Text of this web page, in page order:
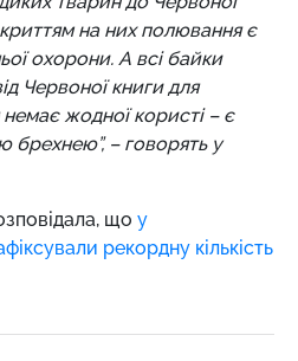
на них полювання є
охорони. А всі байки
Червоної книги для
жодної користі – є
– говорять у
що у
рекордну кількість